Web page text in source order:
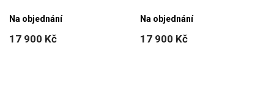
17 900 Kč
Na objednání
17 900 Kč
Na objednání